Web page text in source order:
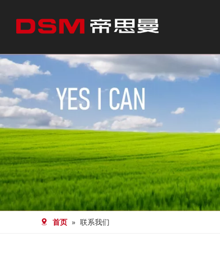
CEO问候
我们合作的行业
不锈钢产品
冷轧不锈钢
热轧不锈钢
精密带钢
往复式缠绕钢带
冷轧
剪板
往复式缠绕
首页 » 联系我们